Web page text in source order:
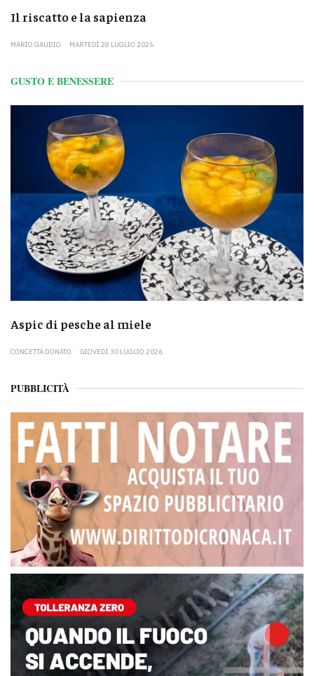
Il riscatto e la sapienza
MARIO GAUDIO MARTEDÌ 28 LUGLIO 2026
GUSTO E BENESSERE
Aspic di pesche al miele
CONCETTA DONATO GIOVEDÌ 30 LUGLIO 2026
PUBBLICITÀ